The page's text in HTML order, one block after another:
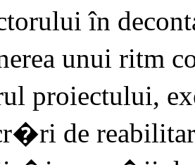
în
unui ritm
proiectului,
de